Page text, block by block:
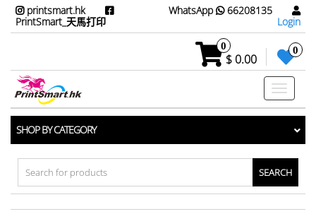
printsmart.hk
PrintSmart_天馬打印
WhatsApp
66208135
Login
0
$ 0.00
0
Toggle
SHOP BY CATEGORY
Search
for: